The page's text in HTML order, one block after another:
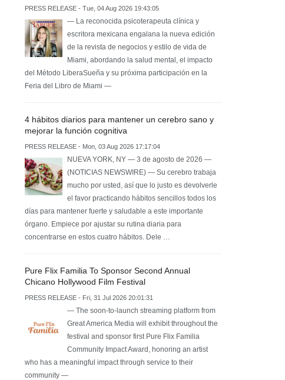
PRESS RELEASE - Tue, 04 Aug 2026 19:43:05
— La reconocida psicoterapeuta clínica y
escritora mexicana engalana la nueva edición
de la revista de negocios y estilo de vida de
Miami, abordando la salud mental, el impacto
del Método LiberaSueña y su próxima participación en la
Feria del Libro de Miami —
4 hábitos diarios para mantener un cerebro sano y
mejorar la función cognitiva
PRESS RELEASE - Mon, 03 Aug 2026 17:17:04
NUEVA YORK, NY — 3 de agosto de 2026 —
(NOTICIAS NEWSWIRE) — Su cerebro trabaja
mucho por usted, así que lo justo es devolverle
el favor practicando hábitos sencillos todos los
días para mantener fuerte y saludable a este importante
órgano. Empiece por ajustar su rutina diaria para
concentrarse en estos cuatro hábitos. Dele …
Pure Flix Familia To Sponsor Second Annual
Chicano Hollywood Film Festival
PRESS RELEASE - Fri, 31 Jul 2026 20:01:31
— The soon-to-launch streaming platform from
Great America Media will exhibit throughout the
festival and sponsor first Pure Flix Familia
Community Impact Award, honoring an artist
who has a meaningful impact through service to their
community —